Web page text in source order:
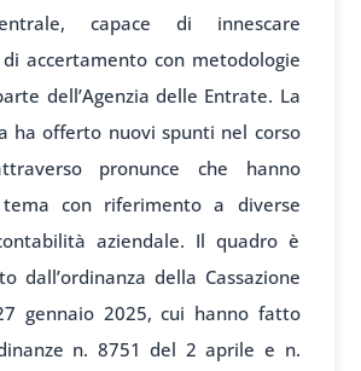
capace di innescare
accertamento con metodologie
dell’Agenzia delle Entrate. La
ha offerto nuovi spunti nel corso
pronunce che hanno
con riferimento a diverse
aziendale. Il quadro è
dall’ordinanza della Cassazione
gennaio 2025, cui hanno fatto
n. 8751 del 2 aprile e n.